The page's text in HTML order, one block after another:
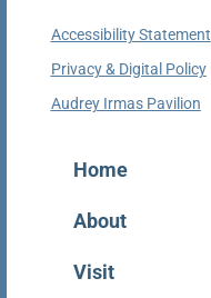
Accessibility Statement
Privacy & Digital Policy
Audrey Irmas Pavilion
Home
About
Visit